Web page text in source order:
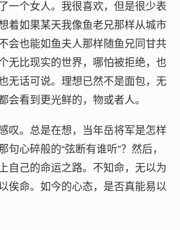
一个女人。我很喜欢，但是很少表
着如果某天我像鱼老兄那样从城市
会也能如鱼夫人那样随鱼兄同甘共
无比现实的世界，哪怕被拒绝，也
无话可说。理想已然不是面包，无
会看到更光鲜的，物或者人。
叹。总是在想，当年岳将军是怎样
句心碎般的“弦断有谁听”？然后，
自己的命运之路。不知命，无以为
俟命。如今的心态，是否真能易以